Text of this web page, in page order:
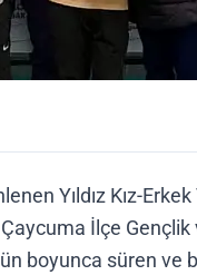
Yıldız Kız-
İlçe
boyunca süren ve